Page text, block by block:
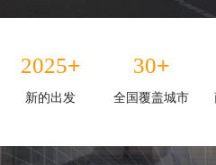
2025+
新的出发
30+
全国覆盖城市